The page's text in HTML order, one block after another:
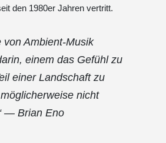
den 1980er Jahren vertritt.
von Ambient-Musik
einem das Gefühl zu
einer Landschaft zu
nicht
— Brian Eno